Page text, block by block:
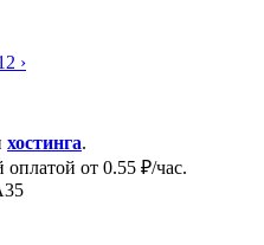
›
хостинга.
оплатой от 0.55 ₽/час.